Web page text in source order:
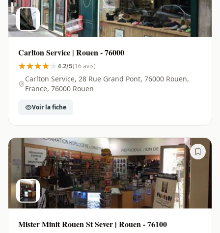
Carlton Service | Rouen - 76000
4.2/5(16 avis)
Carlton Service, 28 Rue Grand Pont, 76000 Rouen,
France, 76000 Rouen
Voir la fiche
Mister Minit Rouen St Sever | Rouen - 76100